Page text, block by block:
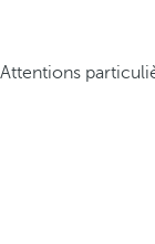
Attentions